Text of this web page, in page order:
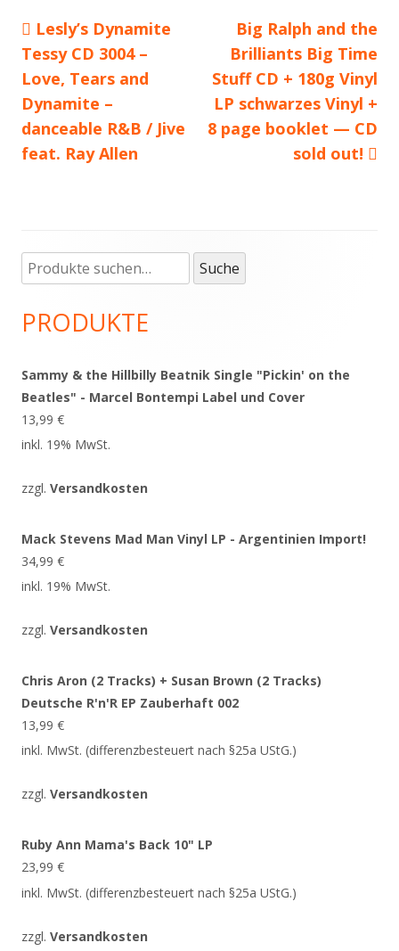
Beitragsnavigation
Vorheriger
Beitrag:
Lesly’s Dynamite
Tessy CD 3004 –
Love, Tears and
Dynamite –
danceable R&B / Jive
feat. Ray Allen
Nächster
Beitrag
Big Ralph and the
Brilliants Big Time
Stuff CD + 180g Vinyl
LP schwarzes Vinyl +
8 page booklet — CD
sold out!
Haupt-
Seitenleiste
Suche
nach:
Suche
PRODUKTE
Sammy & the Hillbilly Beatnik Single "Pickin' on the
Beatles" - Marcel Bontempi Label und Cover
13,99 €
inkl. 19% MwSt.
zzgl. Versandkosten
Mack Stevens Mad Man Vinyl LP - Argentinien Import!
34,99 €
inkl. 19% MwSt.
zzgl. Versandkosten
Chris Aron (2 Tracks) + Susan Brown (2 Tracks)
Deutsche R'n'R EP Zauberhaft 002
13,99 €
inkl. MwSt. (differenzbesteuert nach §25a UStG.)
zzgl. Versandkosten
Ruby Ann Mama's Back 10" LP
23,99 €
inkl. MwSt. (differenzbesteuert nach §25a UStG.)
zzgl. Versandkosten